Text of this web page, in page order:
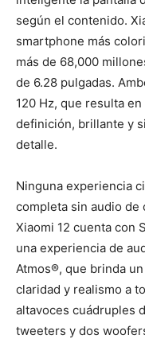
según el contenido.
smartphone más
más de 68,000
de 6.28 pulgadas.
120 Hz, que resulta
definición, brillante y
detalle.
Ninguna experiencia
completa sin audio de
Xiaomi 12 cuenta con
una experiencia de
Atmos®, que brinda
claridad y realismo a
altavoces cuádruples
tweeters y dos